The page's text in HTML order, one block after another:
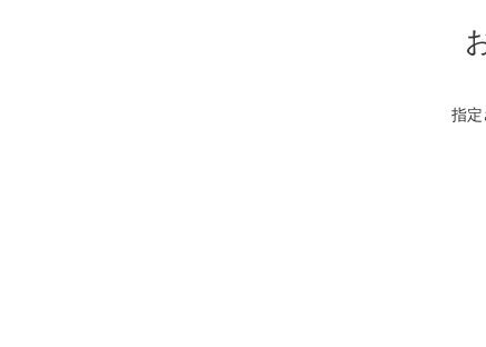
指定